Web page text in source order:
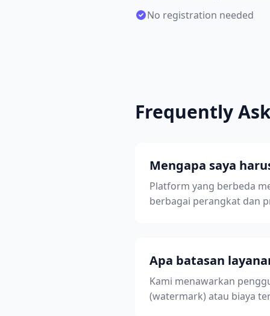
No registration needed
Frequently
Mengapa saya
Platform yang berbeda
berbagai perangkat dan
Apa batasan
Kami menawarkan
(watermark) atau biaya